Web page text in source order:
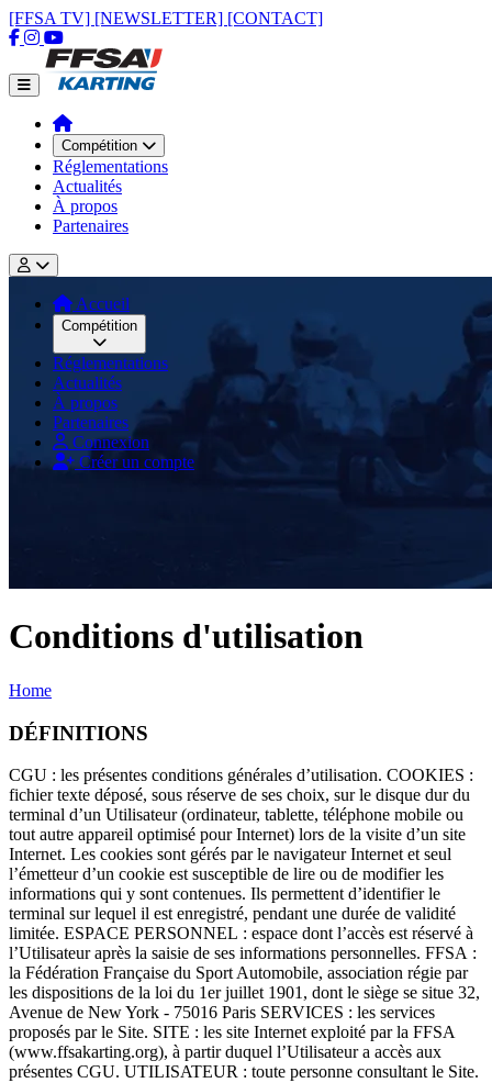
[FFSA TV] [NEWSLETTER] [CONTACT]
Compétition
Réglementations
Actualités
À propos
Partenaires
Accueil
Compétition
Réglementations
Actualités
À propos
Partenaires
Connexion
Créer un compte
Conditions d'utilisation
Home
DÉFINITIONS
CGU : les présentes conditions générales d’utilisation. COOKIES :
fichier texte déposé, sous réserve de ses choix, sur le disque dur du
terminal d’un Utilisateur (ordinateur, tablette, téléphone mobile ou
tout autre appareil optimisé pour Internet) lors de la visite d’un site
Internet. Les cookies sont gérés par le navigateur Internet et seul
l’émetteur d’un cookie est susceptible de lire ou de modifier les
informations qui y sont contenues. Ils permettent d’identifier le
terminal sur lequel il est enregistré, pendant une durée de validité
limitée. ESPACE PERSONNEL : espace dont l’accès est réservé à
l’Utilisateur après la saisie de ses informations personnelles. FFSA :
la Fédération Française du Sport Automobile, association régie par
les dispositions de la loi du 1er juillet 1901, dont le siège se situe 32,
Avenue de New York - 75016 Paris SERVICES : les services
proposés par le Site. SITE : les site Internet exploité par la FFSA
(www.ffsakarting.org), à partir duquel l’Utilisateur a accès aux
présentes CGU. UTILISATEUR : toute personne consultant le Site.